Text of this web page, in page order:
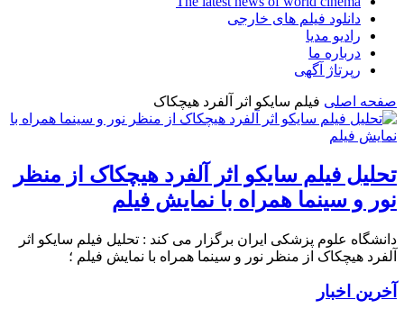
دانلود فیلم های خارجی
رادیو مدیا
درباره ما
رپرتاژ آگهی
صفحه اصلی فیلم سایکو اثر آلفرد هیچکاک
تحلیل فیلم سایکو اثر آلفرد هیچکاک از منظر
نور و سینما همراه با نمایش فیلم
دانشگاه علوم پزشکی ایران برگزار می کند : تحلیل فیلم سایکو اثر
آلفرد هیچکاک از منظر نور و سینما همراه با نمایش فیلم ؛
آخرین اخبار